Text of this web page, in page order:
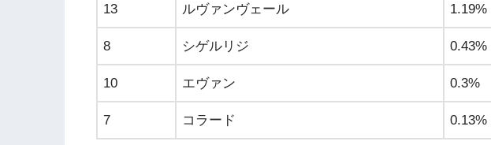
13 ルヴァンヴェール 1.19%
8 シゲルリジ 0.43%
10 エヴァン 0.3%
7 コラード 0.13%